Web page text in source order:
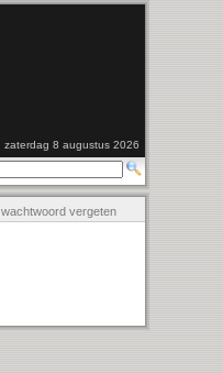
zaterdag 8 augustus 2026
wachtwoord vergeten